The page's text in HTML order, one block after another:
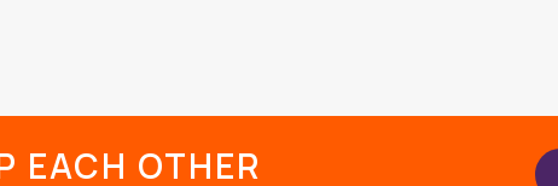
EACH OTHER